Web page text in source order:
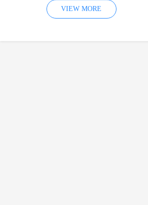
优化 网站降权
企业网站建设 效果 页面
VIEW MORE